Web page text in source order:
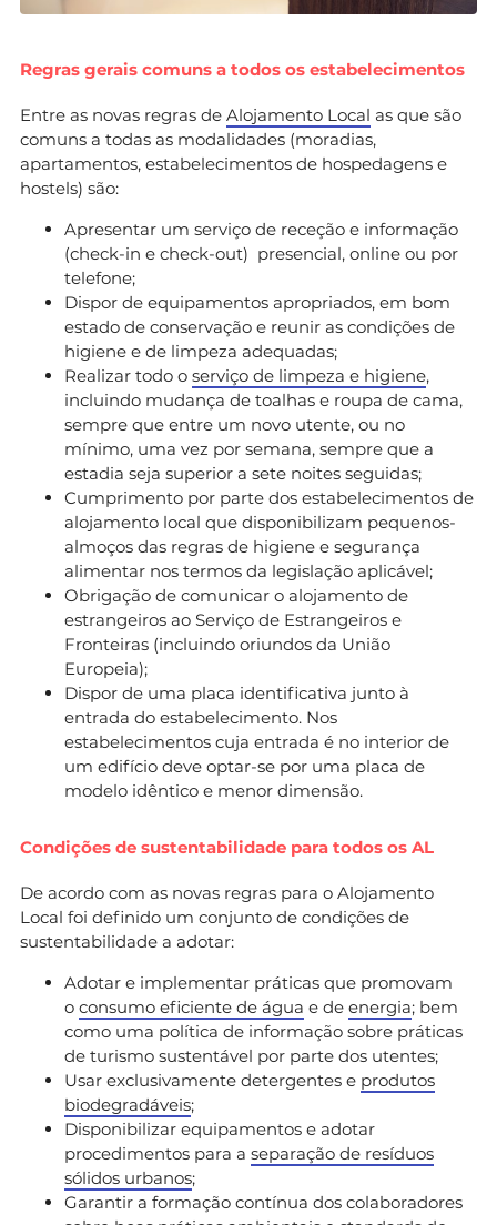
Regras gerais comuns a todos os estabelecimentos
Entre as novas regras de Alojamento Local as que são
comuns a todas as modalidades (moradias,
apartamentos, estabelecimentos de hospedagens e
hostels) são:
Apresentar um serviço de receção e informação
(check-in e check-out) presencial, online ou por
telefone;
Dispor de equipamentos apropriados, em bom
estado de conservação e reunir as condições de
higiene e de limpeza adequadas;
Realizar todo o serviço de limpeza e higiene,
incluindo mudança de toalhas e roupa de cama,
sempre que entre um novo utente, ou no
mínimo, uma vez por semana, sempre que a
estadia seja superior a sete noites seguidas;
Cumprimento por parte dos estabelecimentos de
alojamento local que disponibilizam pequenos-
almoços das regras de higiene e segurança
alimentar nos termos da legislação aplicável;
Obrigação de comunicar o alojamento de
estrangeiros ao Serviço de Estrangeiros e
Fronteiras (incluindo oriundos da União
Europeia);
Dispor de uma placa identificativa junto à
entrada do estabelecimento. Nos
estabelecimentos cuja entrada é no interior de
um edifício deve optar-se por uma placa de
modelo idêntico e menor dimensão.
Condições de sustentabilidade para todos os AL
De acordo com as novas regras para o Alojamento
Local foi definido um conjunto de condições de
sustentabilidade a adotar:
Adotar e implementar práticas que promovam
o consumo eficiente de água e de energia; bem
como uma política de informação sobre práticas
de turismo sustentável por parte dos utentes;
Usar exclusivamente detergentes e produtos
biodegradáveis;
Disponibilizar equipamentos e adotar
procedimentos para a separação de resíduos
sólidos urbanos;
Garantir a formação contínua dos colaboradores